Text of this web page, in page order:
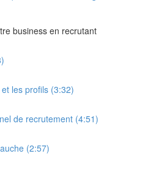
business en recrutant
les profils (3:32)
de recrutement (4:51)
(2:57)